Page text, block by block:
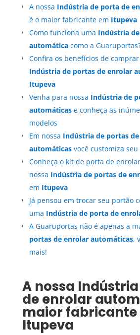
A nossa Indústria de porta de
é o maior fabricante em Itupeva
Como funciona uma Indústria
automáticacomo a
Confira os benefícios de
Indústria de portas de enrolar
Itupeva
Venha para nossa Indústria de
automáticase conheça as
modelos
Em nossa Indústria de portas
automáticasvocê customiza
Conheça o kit de porta de
nossa Indústria de portas de
em Itupeva
Já pensou em trocar seu portão
uma Indústria de porta de
A Guaruportas não é apenas a
portas de enrolar automáticas,
mais!
A nossa
de enrolar
maior fabricante
Itupeva